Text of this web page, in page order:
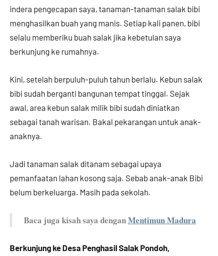
indera pengecapan saya, tanaman-tanaman salak bibi
menghasilkan buah yang manis. Setiap kali panen, bibi
selalu memberiku buah salak jika kebetulan saya
berkunjung ke rumahnya.
Kini, setelah berpuluh-puluh tahun berlalu. Kebun salak
bibi sudah berganti bangunan tempat tinggal. Sejak
awal, area kebun salak milik bibi sudah diniatkan
sebagai tanah warisan. Bakal pekarangan untuk anak-
anaknya.
Jadi tanaman salak ditanam sebagai upaya
pemanfaatan lahan kosong saja. Sebab anak-anak Bibi
belum berkeluarga. Masih pada sekolah.
Baca juga kisah saya denganMentimun Madura
Berkunjung ke Desa Penghasil Salak Pondoh,